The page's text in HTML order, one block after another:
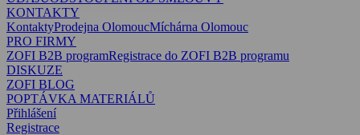
KONTAKTY
KontaktyProdejna OlomoucMíchárna Olomouc
PRO FIRMY
ZOFI B2B programRegistrace do ZOFI B2B programu
DISKUZE
ZOFI BLOG
POPTÁVKA MATERIÁLŮ
Přihlášení
Registrace